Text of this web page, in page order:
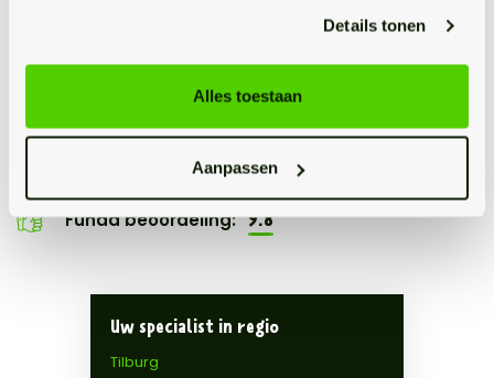
Details tonen
Alles toestaan
Aanpassen
Oog voor duurzaamheid
Dynamisch en vernieuwend
Funda beoordeling: 9.8
Uw specialist in regio
Tilburg